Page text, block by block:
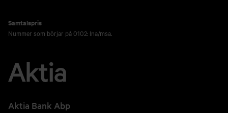
Samtalspris
Nummer som börjar på 0102: lna/msa.
Aktia Bank Abp